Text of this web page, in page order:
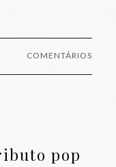
COMENTÁRIOS
pop